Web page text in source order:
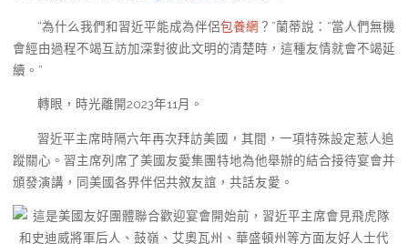
“為什么我們和習近平能成為伴侶包養網 ？”蘭蒂說：“當人們無機
會經由過程不竭互訪加深對彼此文明的清楚時，這種友情就會不竭延
續。”
轉眼，時光離開2023年11月。
習近平主席時隔六年再次拜訪美國，其間，一項特殊設定惹人追
蹤關心。習主席列席了美國友愛集團特地為他舉辦的結合接待宴會并
頒發演講，同美國各界伴侶共敘友誼，共話友愛。